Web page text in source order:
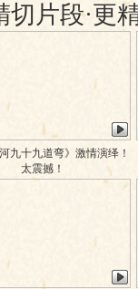
切片段·更
河九十九道弯》激情演绎！
太震撼！